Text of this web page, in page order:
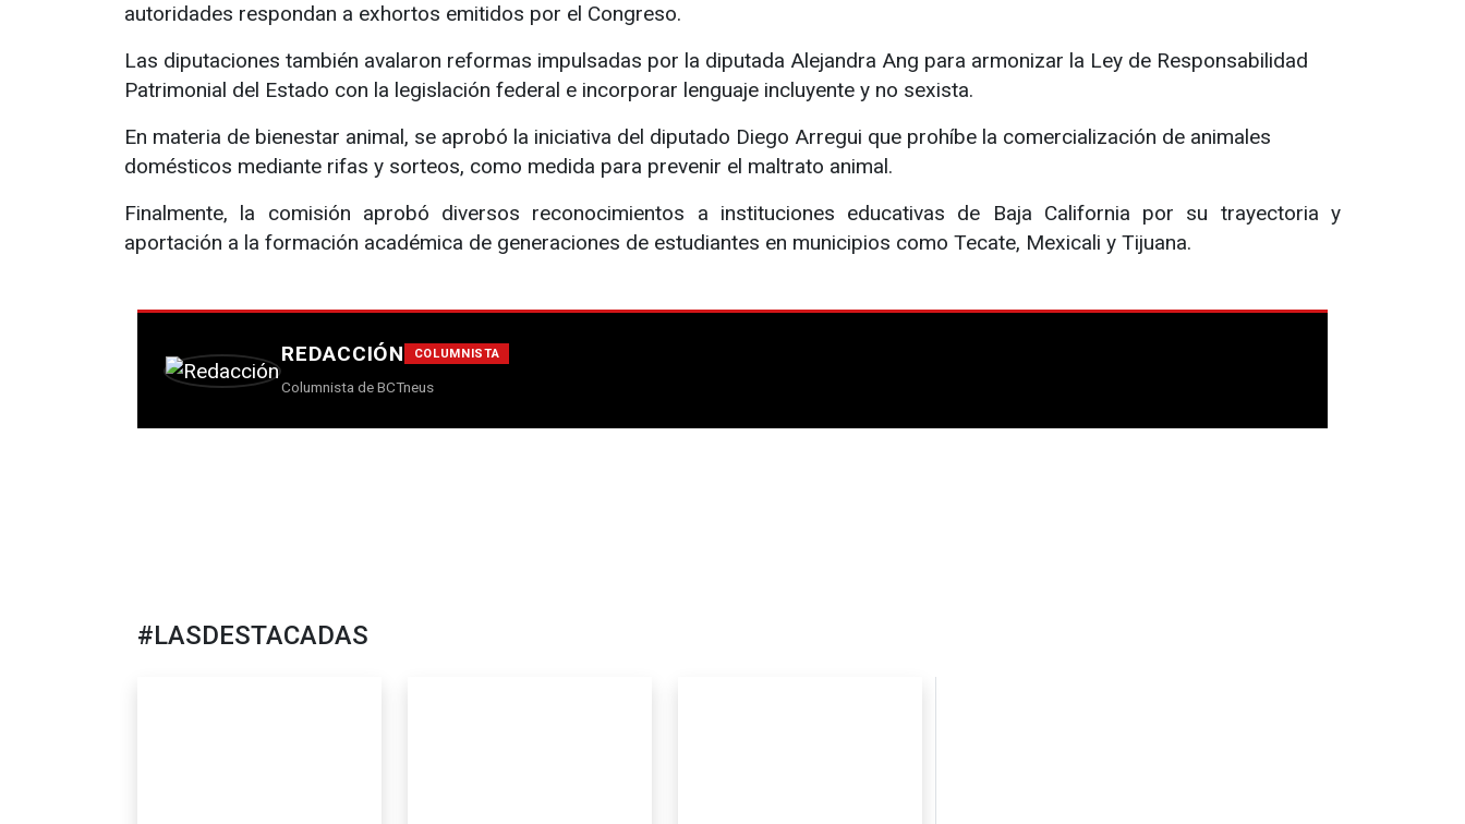
autoridades respondan a exhortos emitidos por el Congreso.
Las diputaciones también avalaron reformas impulsadas por la diputada Alejandra Ang para armonizar la Ley de Responsabilidad
Patrimonial del Estado con la legislación federal e incorporar lenguaje incluyente y no sexista.
En materia de bienestar animal, se aprobó la iniciativa del diputado Diego Arregui que prohíbe la comercialización de animales
domésticos mediante rifas y sorteos, como medida para prevenir el maltrato animal.
Finalmente, la comisión aprobó diversos reconocimientos a instituciones educativas de Baja California por su trayectoria y
aportación a la formación académica de generaciones de estudiantes en municipios como Tecate, Mexicali y Tijuana.
REDACCIÓN COLUMNISTA
Columnista de BCTneus
#LASDESTACADAS